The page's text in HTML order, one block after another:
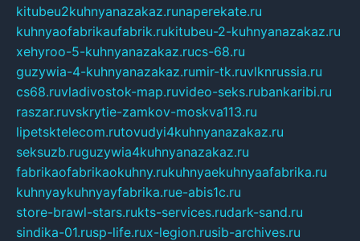
kitubeu2kuhnyanazakaz.runaperekate.ru
kuhnyaofabrikaufabrik.rukitubeu-2-kuhnyanazakaz.ru
xehyroo-5-kuhnyanazakaz.rucs-68.ru
guzywia-4-kuhnyanazakaz.rumir-tk.ruvlknrussia.ru
cs68.ruvladivostok-map.ruvideo-seks.rubankaribi.ru
raszar.ruvskrytie-zamkov-moskva113.ru
lipetsktelecom.rutovudyi4kuhnyanazakaz.ru
seksuzb.ruguzywia4kuhnyanazakaz.ru
fabrikaofabrikaokuhny.rukuhnyaekuhnyaafabrika.ru
kuhnyaykuhnyayfabrika.rue-abis1c.ru
store-brawl-stars.rukts-services.rudark-sand.ru
sindika-01.rusp-life.rux-legion.rusib-archives.ru